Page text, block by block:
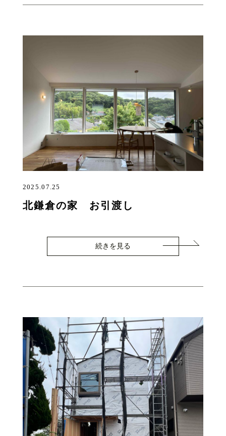
2025.07.25
北鎌倉の家 お引渡し
続きを見る